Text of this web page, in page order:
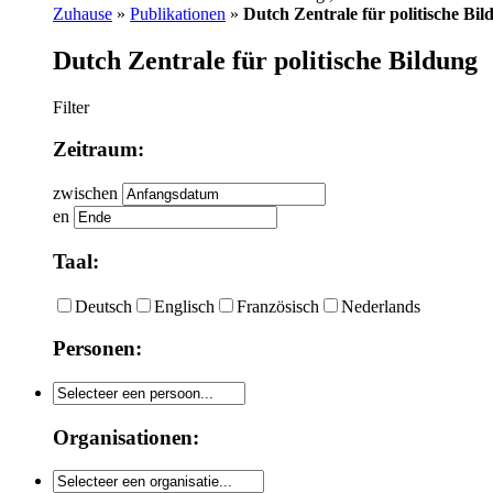
Zuhause » Publikationen » Dutch Zentrale für politische
Dutch Zentrale für politische Bildung
Filter
Zeitraum:
zwischen
en
Taal:
Deutsch Englisch Französisch Nederlands
Personen:
Organisationen: